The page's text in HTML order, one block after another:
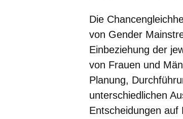
Die
von Gender
Einbeziehung der
von Frauen und
Planung,
unterschiedlichen
Entscheidungen